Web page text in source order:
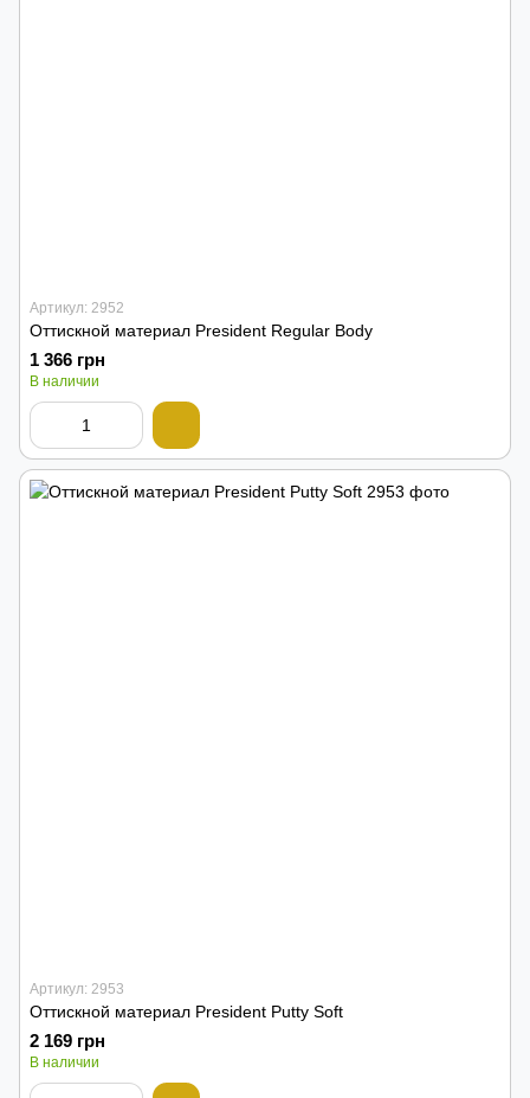
Артикул: 2952
Оттискной материал President Regular Body
1 366 грн
В наличии
Артикул: 2953
Оттискной материал President Putty Soft
2 169 грн
В наличии